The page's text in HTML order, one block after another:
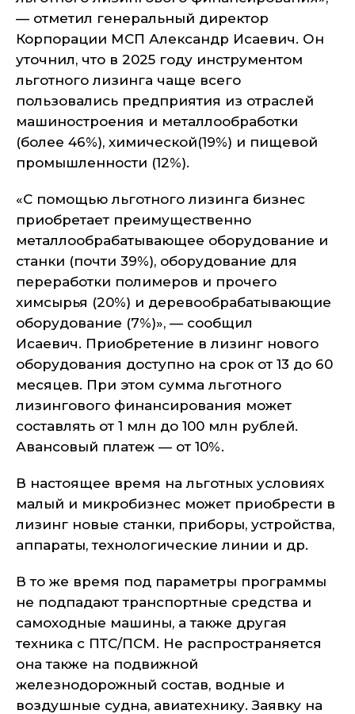
— отметил генеральный директор
Корпорации МСП Александр Исаевич. Он
уточнил, что в 2025 году инструментом
льготного лизинга чаще всего
пользовались предприятия из отраслей
машиностроения и металлообработки
(более 46%), химической(19%) и пищевой
промышленности (12%).
«С помощью льготного лизинга бизнес
приобретает преимущественно
металлообрабатывающее оборудование и
станки (почти 39%), оборудование для
переработки полимеров и прочего
химсырья (20%) и деревообрабатывающие
оборудование (7%)», — сообщил
Исаевич. Приобретение в лизинг нового
оборудования доступно на срок от 13 до 60
месяцев. При этом сумма льготного
лизингового финансирования может
составлять от 1 млн до 100 млн рублей.
Авансовый платеж — от 10%.
В настоящее время на льготных условиях
малый и микробизнес может приобрести в
лизинг новые станки, приборы, устройства,
аппараты, технологические линии и др.
В то же время под параметры программы
не подпадают транспортные средства и
самоходные машины, а также другая
техника с ПТС/ПСМ. Не распространяется
она также на подвижной
железнодорожный состав, водные и
воздушные судна, авиатехнику. Заявку на